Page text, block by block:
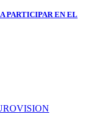
PARTICIPAR EN EL